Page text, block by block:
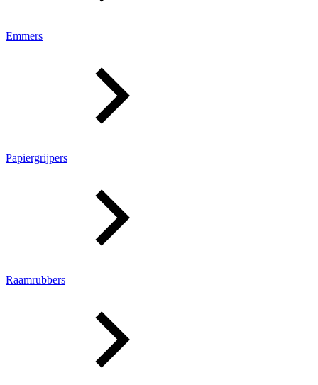
Emmers
Papiergrijpers
Raamrubbers